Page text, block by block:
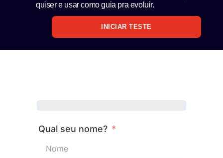
quiser e usar como guia pra evoluir.
INICIAR TESTE
Qual seu nome?